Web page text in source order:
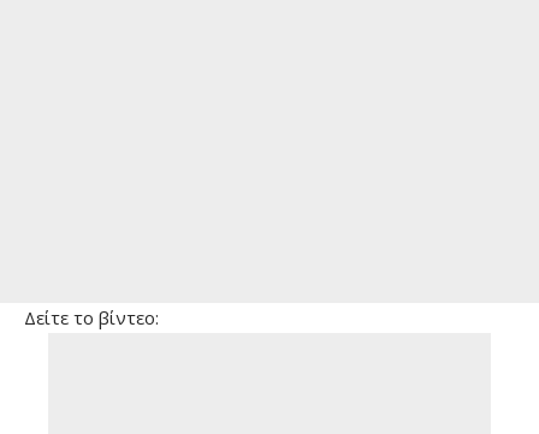
Δείτε το βίντεο: